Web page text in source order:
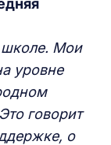
школе. Мои
уровне
говорит
о